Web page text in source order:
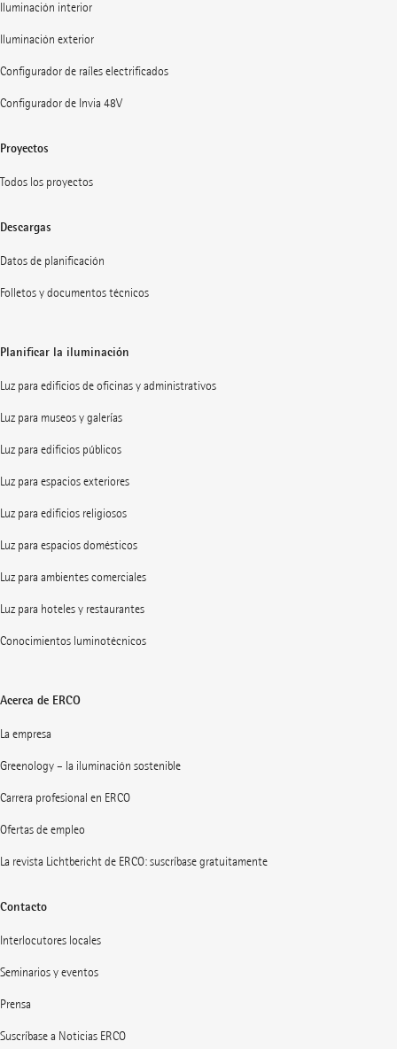
Iluminación interior
Iluminación exterior
Configurador de raíles electrificados
Configurador de Invia 48V
Proyectos
Todos los proyectos
Descargas
Datos de planificación
Folletos y documentos técnicos
Planificar la iluminación
Luz para edificios de oficinas y administrativos
Luz para museos y galerías
Luz para edificios públicos
Luz para espacios exteriores
Luz para edificios religiosos
Luz para espacios domésticos
Luz para ambientes comerciales
Luz para hoteles y restaurantes
Conocimientos luminotécnicos
Acerca de ERCO
La empresa
Greenology – la iluminación sostenible
Carrera profesional en ERCO
Ofertas de empleo
La revista Lichtbericht de ERCO: suscríbase gratuitamente
Contacto
Interlocutores locales
Seminarios y eventos
Prensa
Suscríbase a Noticias ERCO